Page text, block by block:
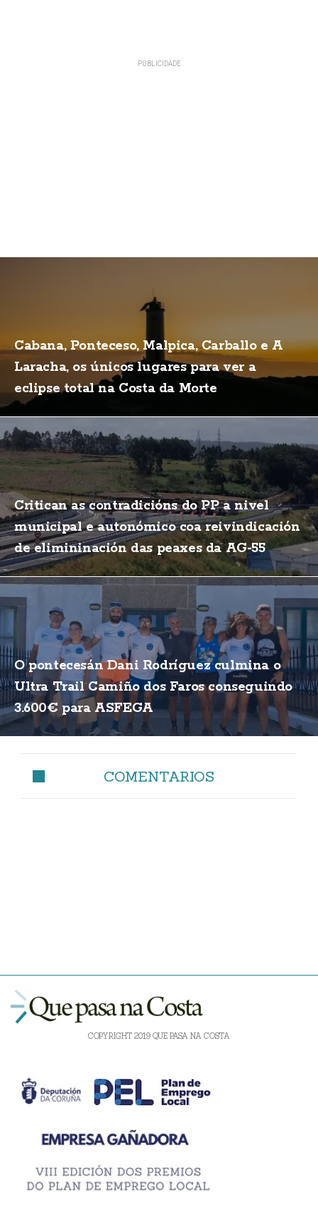
Cabana, Ponteceso, Malpica, Carballo e A
Laracha, os únicos lugares para ver a
eclipse total na Costa da Morte
Critican as contradicións do PP a nivel
municipal e autonómico coa reivindicación
de elimininación das peaxes da AG-55
O pontecesán Dani Rodríguez culmina o
Ultra Trail Camiño dos Faros conseguindo
3.600€ para ASFEGA
COMENTARIOS
COPYRIGHT 2019 QUE PASA NA COSTA